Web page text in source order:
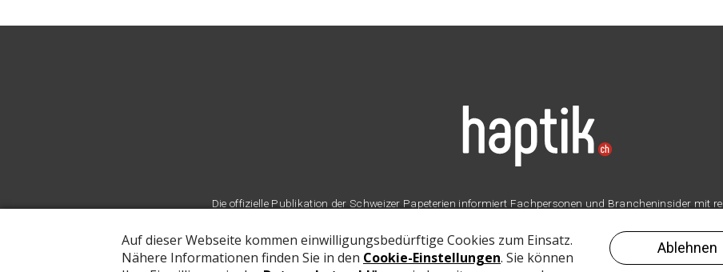
Die offizielle Publikation der Schweizer Papeterien informiert Fachpersonen und Brancheninsider mit